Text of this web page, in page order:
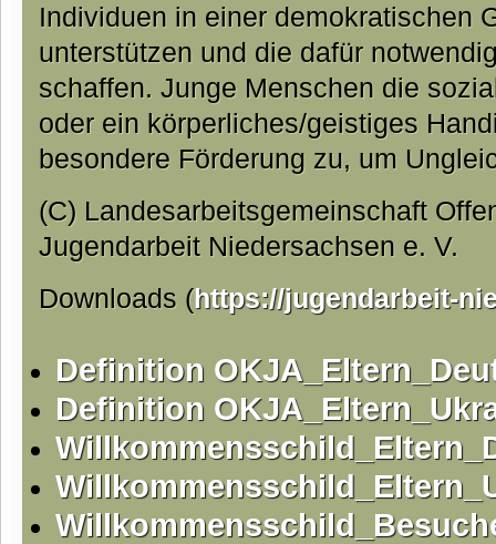
Individuen in einer demokratischen
unterstützen und die dafür
schaffen. Junge Menschen die
oder ein körperliches/geistiges
besondere Förderung zu, um
(C) Landesarbeitsgemeinschaft
Jugendarbeit Niedersachsen e. V.
Downloads (https://jugendarbeit-
Definition
Definition